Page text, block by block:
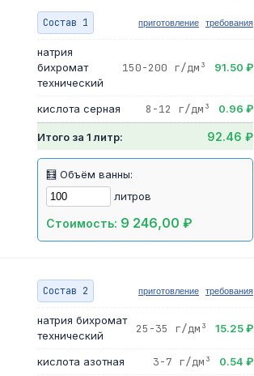
Состав 1 приготовление требования
натрия
бихромат
технический
150-200 г/дм³ 91.50 ₽
кислота серная 8-12 г/дм³ 0.96 ₽
Итого за 1 литр: 92.46 ₽
🧮 Объём ванны:
литров
Стоимость: 9 246,00 ₽
Состав 2 приготовление требования
натрия бихромат
технический
25-35 г/дм³ 15.25 ₽
кислота азотная 3-7 г/дм³
0.54 ₽